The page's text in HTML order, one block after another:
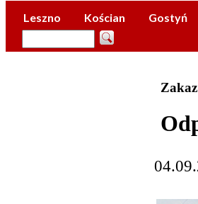
Leszno Kościan Gostyń